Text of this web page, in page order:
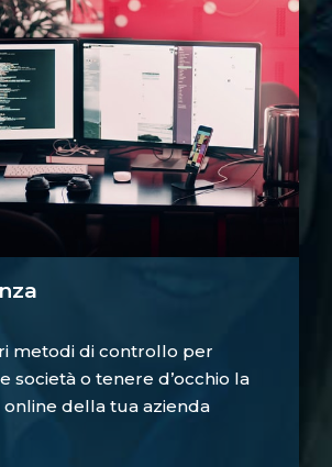
metodi di controllo per
società o tenere d’occhio la
della tua azienda